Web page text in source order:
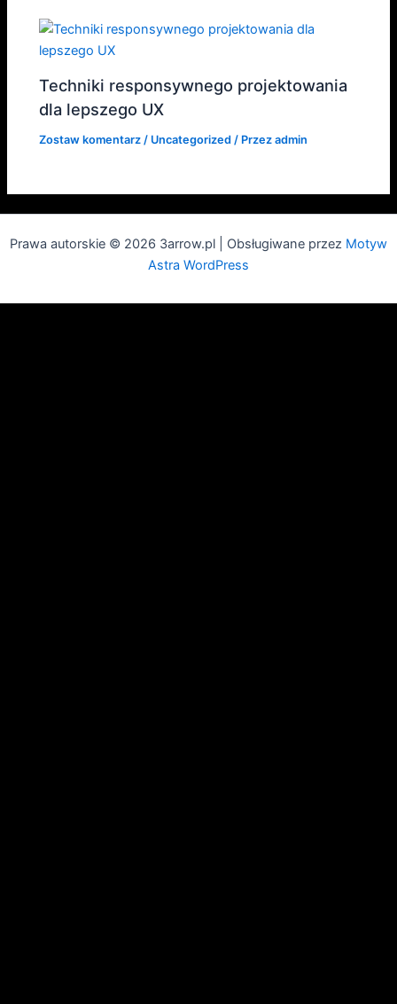
Techniki responsywnego projektowania
dla lepszego UX
Zostaw komentarz / Uncategorized / Przezadmin
Prawa autorskie © 2026 3arrow.pl | Obsługiwane przez Motyw
Astra WordPress